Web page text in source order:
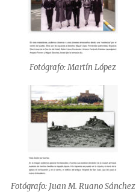
Fotógrafo: Martín López
Fotógrafo: Juan M. Ruano Sánchez